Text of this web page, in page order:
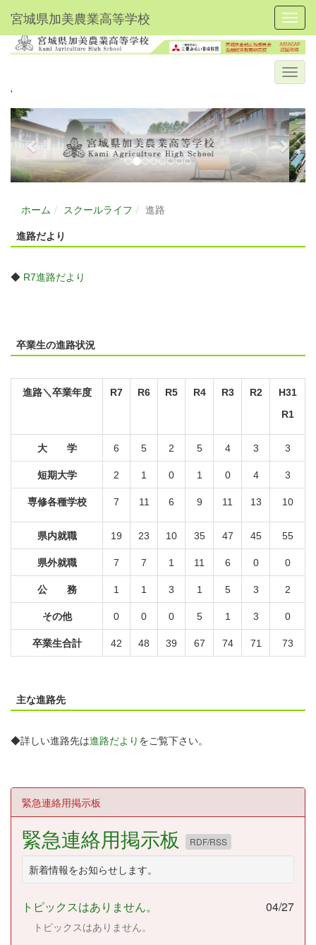
宮城県加美農業高等学校
'
p
r
e
v
o
u
n
e
x
t
ホーム スクールライフ 進路
進路だより
◆ R7進路だより
卒業生の進路状況
進路＼卒業年度 R7 R6 R5 R4 R3 R2
H31
R1
大 学 6 5 2 5 4 3 3
短期大学 2 1 0 1 0 4 3
専修各種学校 7 11 6 9 11 13 10
県内就職 19 23 10 35 47 45 55
県外就職 7 7 1 11 6 0 0
公 務 1 1 3 1 5 3 2
その他 0 0 0 5 1 3 0
卒業生合計 42 48 39 67 74 71 73
主な進路先
◆詳しい進路先は進路だより をご覧下さい。
緊急連絡用掲示板
緊急連絡用掲示板 RDF/RSS
新着情報をお知らせします。
トピックスはありません。 04/27
トピックスはありません。